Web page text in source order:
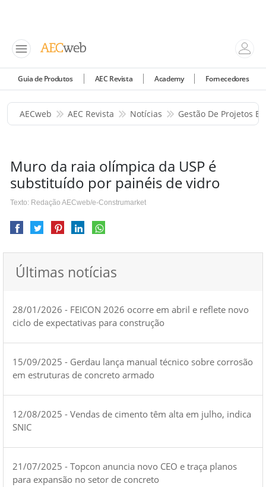
Guia de Produtos AEC Revista Academy Fornecedores
AECweb AEC Revista Notícias Gestão De Projetos E
Muro da raia olímpica da USP é
substituído por painéis de vidro
Texto: Redação AECweb/e-Construmarket
Últimas notícias
28/01/2026 - FEICON 2026 ocorre em abril e reflete novo
ciclo de expectativas para construção
15/09/2025 - Gerdau lança manual técnico sobre corrosão
em estruturas de concreto armado
12/08/2025 - Vendas de cimento têm alta em julho, indica
SNIC
21/07/2025 - Topcon anuncia novo CEO e traça planos
para expansão no setor de concreto